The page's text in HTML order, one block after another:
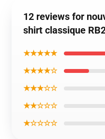
12 reviews for
shirt classique
★★★★★
★★★★☆
★★★☆☆
★★☆☆☆
★☆☆☆☆